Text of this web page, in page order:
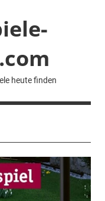
heute finden